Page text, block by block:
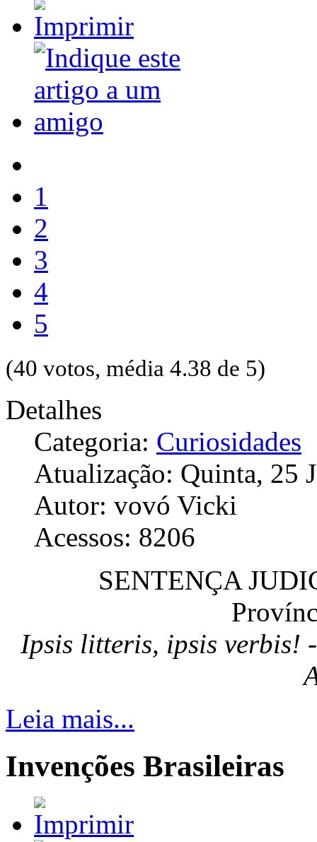
1
2
3
4
5
(40 votos, média 4.38 de 5)
Detalhes
Categoria: Curiosidades
Atualização: Quinta, 25
Autor: vovó Vicki
Acessos: 8206
SENTENÇA
Ipsis litteris, ipsis verbis!
Leia mais...
Invenções Brasileiras